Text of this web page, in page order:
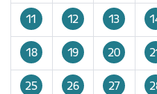
11 12 13
18 19 20
25 26 27